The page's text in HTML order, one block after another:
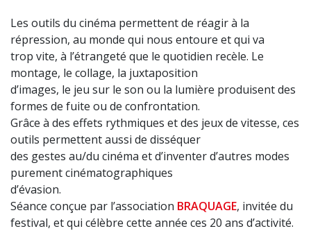
Les outils du cinéma permettent de réagir à la
répression, au monde qui nous entoure et qui va
trop vite, à l’étrangeté que le quotidien recèle. Le
montage, le collage, la juxtaposition
d’images, le jeu sur le son ou la lumière produisent des
formes de fuite ou de confrontation.
Grâce à des effets rythmiques et des jeux de vitesse, ces
outils permettent aussi de disséquer
des gestes au/du cinéma et d’inventer d’autres modes
purement cinématographiques
d’évasion.
Séance conçue par l’association BRAQUAGE, invitée du
festival, et qui célèbre cette année ces 20 ans d’activité.